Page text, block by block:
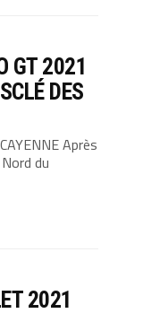
GT 2021
DES
Après
du
2021